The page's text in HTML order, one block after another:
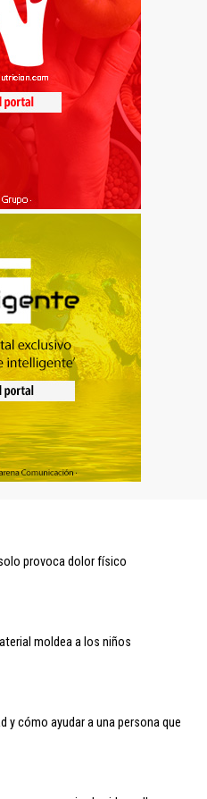
provoca dolor físico
moldea a los niños
y cómo ayudar a una persona que